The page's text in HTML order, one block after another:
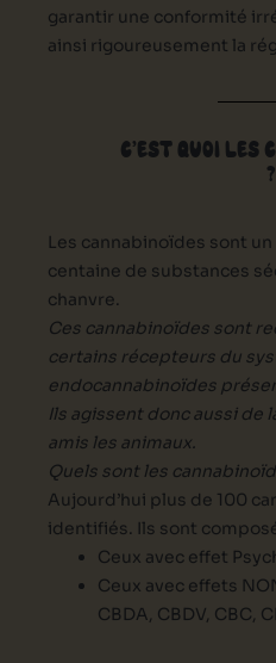
garantir une conformité
ainsi rigoureusement la
C’EST QUOI
?
Les cannabinoïdes sont
centaine de substances
chanvre.
Ces cannabinoïdes sont
certains récepteurs du
endocannabinoïdes
Ils agissent donc aussi de
amis les animaux.
Quels sont les
Aujourd’hui plus de 100
identifiés. Ils sont
Ceux avec effet
Ceux avec effets
CBDA, CBDV, CBC,